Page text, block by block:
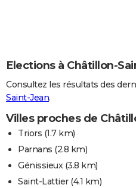
Elections à Châtillon-
Consultez les résultats des
Saint-Jean.
Villes proches de
Triors (1.7 km)
Parnans (2.8 km)
Génissieux(3.8 km)
Saint-Lattier(4.1 km)